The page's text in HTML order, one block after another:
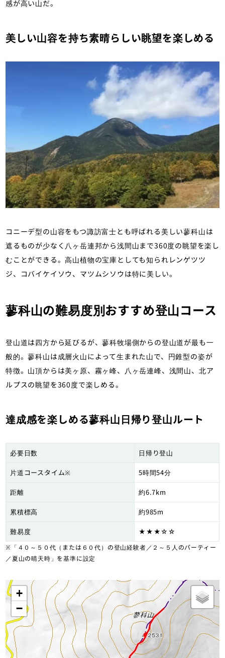
感が高い山だ。
美しい山容を持ち素晴らしい眺望を楽しめる
コニーデ型の山容をもつ諏訪富士とも呼ばれる美しい蓼科山は
遮るものが少なく八ヶ岳連邦から浅間山まで360度の眺望を楽し
むことができる。高山植物の宝庫としても知られレンゲツツ
ジ、コバイケイソウ、マツムシソウは特に美しい。
蓼科山の難易度別おすすめ登山コース
登山道は四方から延びるが、蓼科牧場側からの登山道が最も一
般的。蓼科山は成層火山によって生まれた山で、円錐型の姿が
特徴。山頂からは美ヶ原、霧ヶ峰、八ヶ岳連峰、浅間山、北ア
ルプスの眺望を360度で楽しめる。
達成感を楽しめる蓼科山日帰り登山ルート
必要日数 日帰り登山
片道コースタイム※ 5時間54分
距離 約6.7km
累積標高 約985m
難易度 ★★★☆☆
※「４０～５０代（または６０代）の登山経験者／２～５人のパーティー
／夏山の晴天時」を基準に設定
+
−